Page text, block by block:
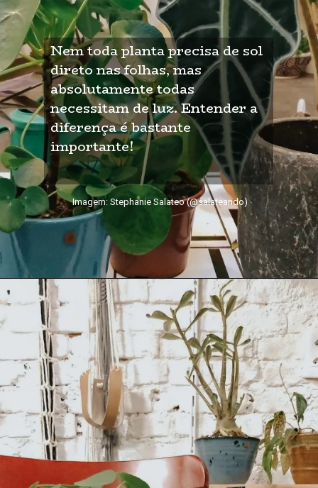
Nem toda planta precisa de sol
direto nas folhas, mas
absolutamente todas
necessitam de luz. Entender a
diferença é bastante
importante!
Imagem: Stephanie Salateo (@salateando)